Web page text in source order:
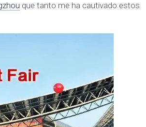
que tanto me ha cautivado estos